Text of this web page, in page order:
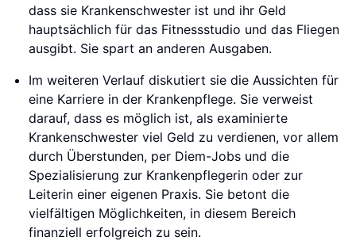
dass sie Krankenschwester ist und ihr Geld
hauptsächlich für das Fitnessstudio und das Fliegen
ausgibt. Sie spart an anderen Ausgaben.
Im weiteren Verlauf diskutiert sie die Aussichten für
eine Karriere in der Krankenpflege. Sie verweist
darauf, dass es möglich ist, als examinierte
Krankenschwester viel Geld zu verdienen, vor allem
durch Überstunden, per Diem-Jobs und die
Spezialisierung zur Krankenpflegerin oder zur
Leiterin einer eigenen Praxis. Sie betont die
vielfältigen Möglichkeiten, in diesem Bereich
finanziell erfolgreich zu sein.